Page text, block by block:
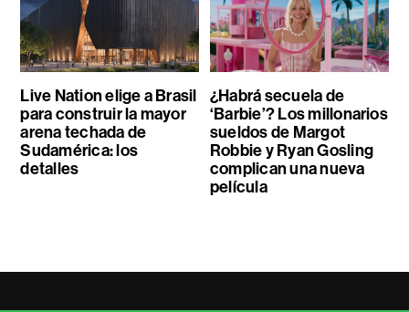
Live Nation elige a Brasil
para construir la mayor
arena techada de
Sudamérica: los
detalles
¿Habrá secuela de
‘Barbie’? Los millonarios
sueldos de Margot
Robbie y Ryan Gosling
complican una nueva
película